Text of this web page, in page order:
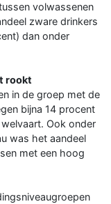
volwassenen
zware drinkers
dan onder
rookt
in de groep met de
bijna 14 procent
Ook onder
was het aandeel
met een hoog